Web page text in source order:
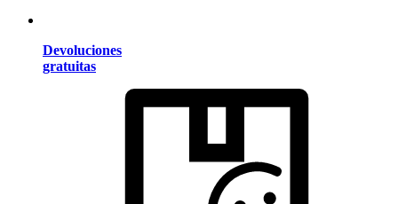
Devoluciones
gratuitas